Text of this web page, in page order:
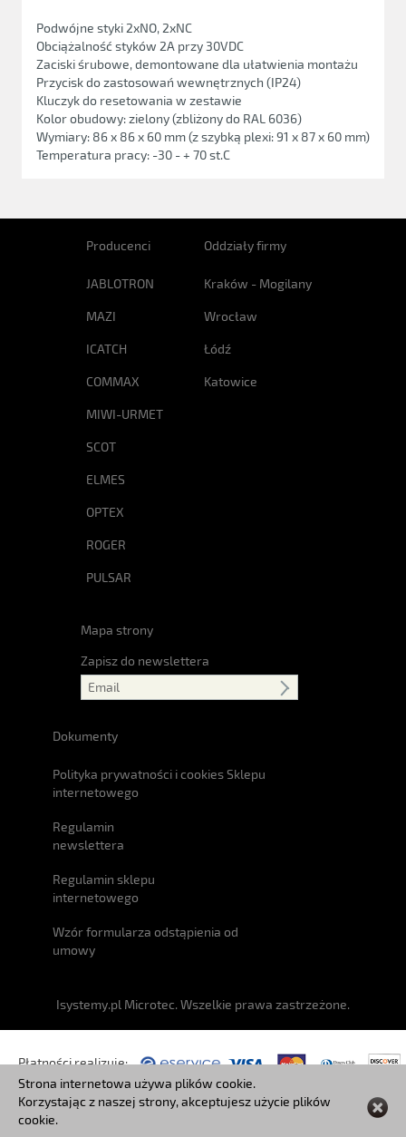
Strona internetowa używa plików cookie.
Korzystając z naszej strony, akceptujesz użycie plików
cookie.
Podwójne styki 2xNO, 2xNC
Obciążalność styków 2A przy 30VDC
Zaciski śrubowe, demontowane dla ułatwienia montażu
Przycisk do zastosowań wewnętrznych (IP24)
Kluczyk do resetowania w zestawie
Kolor obudowy: zielony (zbliżony do RAL 6036)
Wymiary: 86 x 86 x 60 mm (z szybką plexi: 91 x 87 x 60 mm)
Temperatura pracy: -30 - + 70 st.C
Czat ze sprzedawcą
Producenci
JABLOTRON
MAZI
ICATCH
COMMAX
MIWI-URMET
SCOT
ELMES
OPTEX
ROGER
PULSAR
Oddziały firmy
Kraków - Mogilany
Wrocław
Łódź
Katowice
Mapa strony
Zapisz do newslettera
Dokumenty
Polityka prywatności i cookies Sklepu
internetowego
Regulamin
newslettera
Regulamin sklepu
internetowego
Wzór formularza odstąpienia od
umowy
Isystemy.pl Microtec. Wszelkie prawa zastrzeżone.
Płatności realizuje:
Przesyłki: